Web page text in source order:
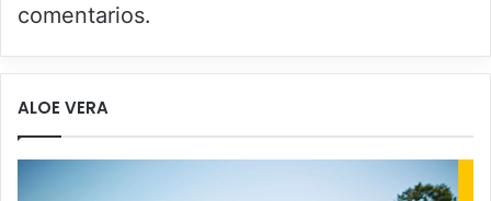
comentarios.
ALOE VERA